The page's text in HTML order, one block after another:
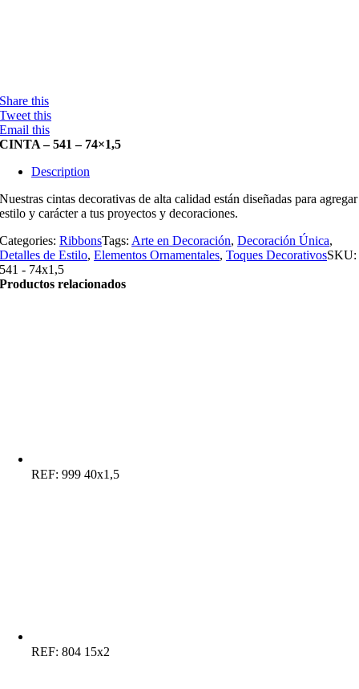
Share this
Tweet this
Email this
CINTA – 541 – 74×1,5
Description
Nuestras cintas decorativas de alta calidad están diseñadas para agregar
estilo y carácter a tus proyectos y decoraciones.
Categories:RibbonsTags: Arte en Decoración,Decoración Única,
Detalles de Estilo,Elementos Ornamentales,Toques DecorativosSKU:
541 - 74x1,5
Productos relacionados
REF:999 40x1,5
REF:804 15x2